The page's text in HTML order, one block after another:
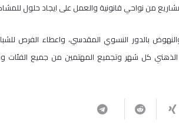
من نواحي قانونية والعمل على ايجاد حلول
بالدور النسوي المقدسي، واعطاء الفرص
كل شهر وتجميع المهتمين من جميع الفئات